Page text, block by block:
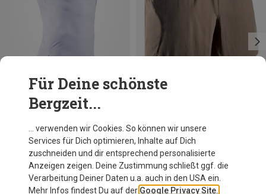
Du sparst 53%
Für Deine schönste
Bergzeit...
… verwenden wir Cookies. So können wir unsere
Services für Dich optimieren, Inhalte auf Dich
zuschneiden und dir entsprechend personalisierte
Anzeigen zeigen. Deine Zustimmung schließt ggf. die
Verarbeitung Deiner Daten u.a. auch in den USA ein.
Mehr Infos findest Du auf der Google Privacy Site.